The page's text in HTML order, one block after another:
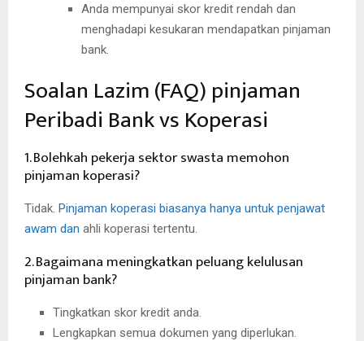
Anda mempunyai skor kredit rendah dan
menghadapi kesukaran mendapatkan pinjaman
bank.
Soalan Lazim (FAQ) pinjaman
Peribadi Bank vs Koperasi
1. Bolehkah pekerja sektor swasta memohon
pinjaman koperasi?
Tidak. Pinjaman koperasi biasanya hanya untuk penjawat
awam dan ahli koperasi tertentu.
2. Bagaimana meningkatkan peluang kelulusan
pinjaman bank?
Tingkatkan skor kredit anda.
Lengkapkan semua dokumen yang diperlukan.